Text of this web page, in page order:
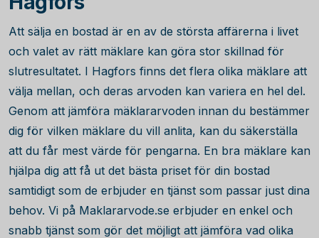
Att sälja en bostad är en av de största affärerna i livet
och valet av rätt mäklare kan göra stor skillnad för
slutresultatet. I Hagfors finns det flera olika mäklare att
välja mellan, och deras arvoden kan variera en hel del.
Genom att jämföra mäklararvoden innan du bestämmer
dig för vilken mäklare du vill anlita, kan du säkerställa
att du får mest värde för pengarna. En bra mäklare kan
hjälpa dig att få ut det bästa priset för din bostad
samtidigt som de erbjuder en tjänst som passar just dina
behov. Vi på Maklararvode.se erbjuder en enkel och
snabb tjänst som gör det möjligt att jämföra vad olika